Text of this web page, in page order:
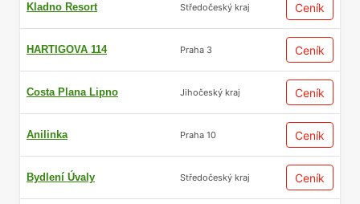
Kladno Resort Středočeský kraj Ceník
HARTIGOVA 114 Praha 3 Ceník
Costa Plana Lipno Jihočeský kraj Ceník
Anilinka Praha 10 Ceník
Bydlení Úvaly Středočeský kraj Ceník